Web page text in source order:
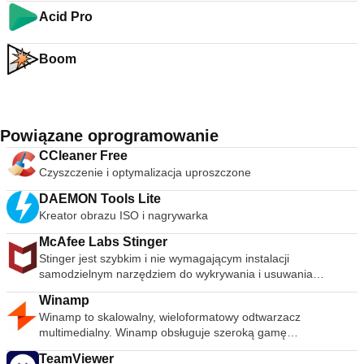
Acid Pro
Boom
Powiązane oprogramowanie
CCleaner Free
Czyszczenie i optymalizacja uproszczone
DAEMON Tools Lite
Kreator obrazu ISO i nagrywarka
McAfee Labs Stinger
Stinger jest szybkim i nie wymagającym instalacji
samodzielnym narzędziem do wykrywania i usuwania
powszechnego złośliwego oprogramowania i zagrożeń,
idealne, jeśli komputer jest już zainfekowany. Chociaż Stinger
nie zastępuje pełnowartościowego oprogramowania
antywirusowego, Stinger jest aktualizowany wiele razy w
tygodniu, aby obejmował wykrywanie nowszych wariantów
Winamp
Winamp to skalowalny, wieloformatowy odtwarzacz
multimedialny. Winamp obsługuje szeroką gamę
współczesnych i specjalistycznych formatów plików
TeamViewer